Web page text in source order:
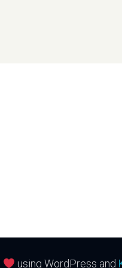
using WordPress and